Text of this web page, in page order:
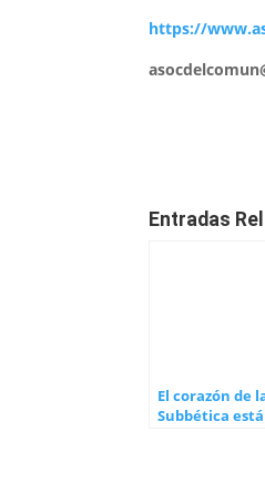
https://
Entradas
El corazón de
Subbética